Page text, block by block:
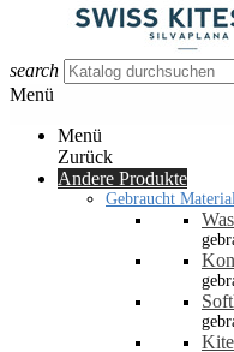
search
Menü
Menü
Zurück
Andere Produkte
Gebraucht